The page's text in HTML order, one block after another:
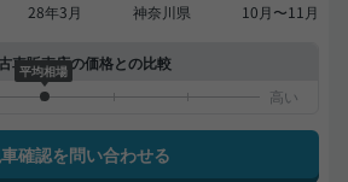
28年3月 神奈川県 10月〜11月
車販売店の価格との比較
平均相場
確認を問い合わせる